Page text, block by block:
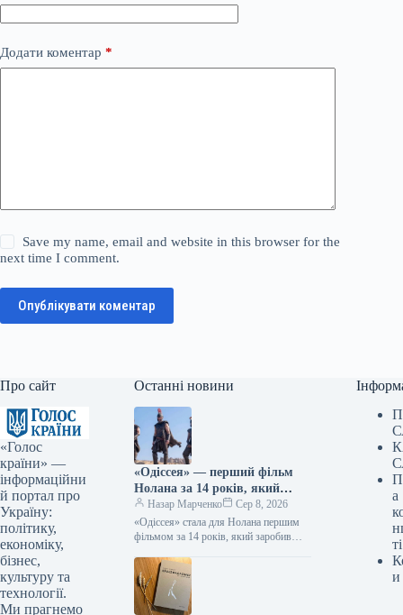
Додати коментар *
Save my name, email and website in this browser for the
next time I comment.
Опублікувати коментар
Про сайт
«Голос
країни» —
інформаційни
й портал про
Україну:
політику,
економіку,
бізнес,
культуру та
технології.
Ми прагнемо
Останні новини
«Одіссея» — перший фільм
Нолана за 14 років, який
перетнув позначку в 1
мільярд доларів.
Назар Марченко
Сер 8, 2026
«Одіссея» стала для Нолана першим
фільмом за 14 років, який заробив
Укрінформ Стрічка Крістофера
Нолана…
а
ті
и